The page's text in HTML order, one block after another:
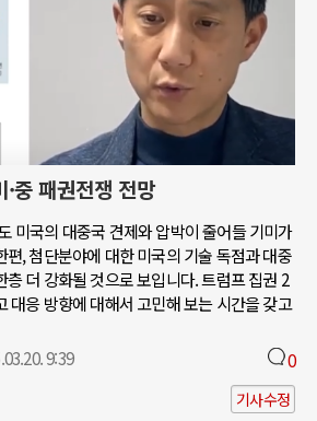
중 패권전쟁 전망
미국의 대중국 견제와 압박이 줄어들 기미가
, 첨단분야에 대한 미국의 기술 독점과 대중
층 더 강화될 것으로 보입니다. 트럼프 집권 2
대응 방향에 대해서 고민해 보는 시간을 갖고
9:39 0
기사수정